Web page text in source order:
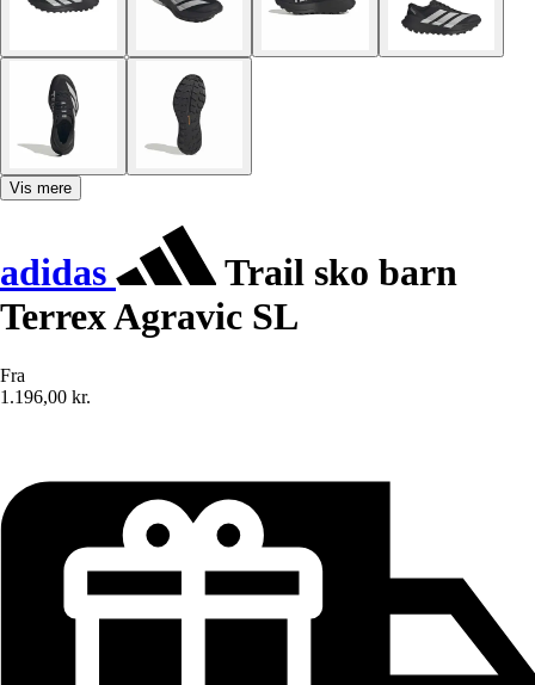
Vis mere
adidas
Trail sko barn
Terrex Agravic SL
Fra
1.196,00 kr.